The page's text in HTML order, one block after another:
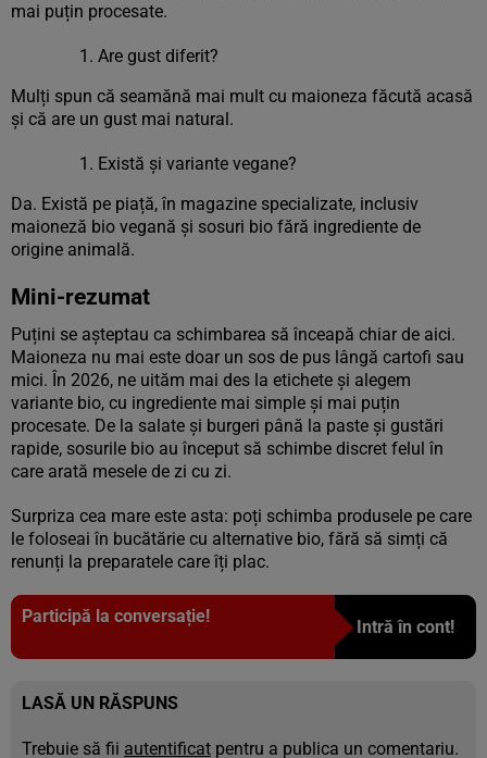
mai puțin procesate.
Are gust diferit?
Mulți spun că seamănă mai mult cu maioneza făcută acasă
și că are un gust mai natural.
Există și variante vegane?
Da. Există pe piață, în magazine specializate, inclusiv
maioneză bio vegană și sosuri bio fără ingrediente de
origine animală.
Mini-rezumat
Puțini se așteptau ca schimbarea să înceapă chiar de aici.
Maioneza nu mai este doar un sos de pus lângă cartofi sau
mici. În 2026, ne uităm mai des la etichete și alegem
variante bio, cu ingrediente mai simple și mai puțin
procesate. De la salate și burgeri până la paste și gustări
rapide, sosurile bio au început să schimbe discret felul în
care arată mesele de zi cu zi.
Surpriza cea mare este asta: poți schimba produsele pe care
le foloseai în bucătărie cu alternative bio, fără să simți că
renunți la preparatele care îți plac.
Participă la conversație!
Intră în cont!
LASĂ UN RĂSPUNS
Trebuie să fii autentificat pentru a publica un comentariu.